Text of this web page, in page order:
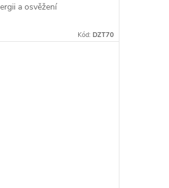
a osvěžení
Kód: DZT70